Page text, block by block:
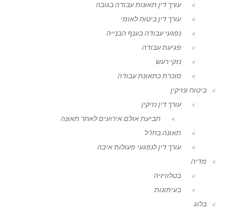
עורך דין תאונות עבודה בגובה
עורך דין ביטוח לאומי
נפגעי עבודה בענף הבנייה
פגיעת עבודה
נזקי רעש
סוכרת כתאונת עבודה
ביטוח ונזיקין
עורך דין נזיקין
תביעת אולם אירועים לאחר תאונה
תאונה בחו"ל
עורך דין לנפגעי פעולות איבה
מדיה
בטלוויזיה
בעיתונות
בלוג